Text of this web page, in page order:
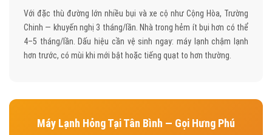
Với đặc thù đường lớn nhiều bụi và xe cộ như Cộng Hòa, Trường
Chinh — khuyến nghị 3 tháng/lần. Nhà trong hẻm ít bụi hơn có thể
4–5 tháng/lần. Dấu hiệu cần vệ sinh ngay: máy lạnh chậm lạnh
hơn trước, có mùi khi mới bật hoặc tiếng quạt to hơn thường.
Máy Lạnh Hỏng Tại Tân Bình — Gọi Hưng Phú